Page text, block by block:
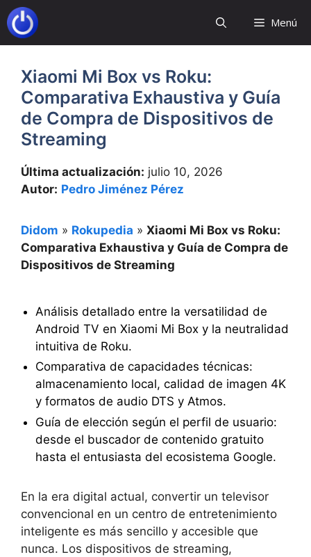
Saltar
al
contenido
Menú
Xiaomi Mi Box vs Roku:
Comparativa Exhaustiva y Guía
de Compra de Dispositivos de
Streaming
Última actualización: julio 10, 2026
Autor: Pedro Jiménez Pérez
Didom » Rokupedia » Xiaomi Mi Box vs Roku:
Comparativa Exhaustiva y Guía de Compra de
Dispositivos de Streaming
Análisis detallado entre la versatilidad de
Android TV en Xiaomi Mi Box y la neutralidad
intuitiva de Roku.
Comparativa de capacidades técnicas:
almacenamiento local, calidad de imagen 4K
y formatos de audio DTS y Atmos.
Guía de elección según el perfil de usuario:
desde el buscador de contenido gratuito
hasta el entusiasta del ecosistema Google.
En la era digital actual, convertir un televisor
convencional en un centro de entretenimiento
inteligente es más sencillo y accesible que
nunca. Los dispositivos de streaming,